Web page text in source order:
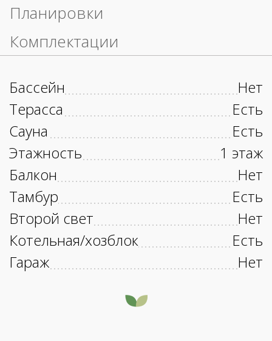
Планировки
Комплектации
Бассейн
Нет
Терасса
Есть
Сауна
Есть
Этажность
1 этаж
Балкон
Нет
Тамбур
Есть
Второй свет
Нет
Котельная/хозблок
Есть
Гараж
Нет